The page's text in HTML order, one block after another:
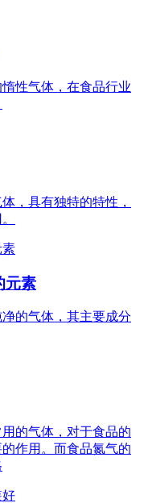
性气体，在食品行业
，具有独特的特性，
元素
的气体，其主要成分
的气体，对于食品的
作用。而食品氮气的